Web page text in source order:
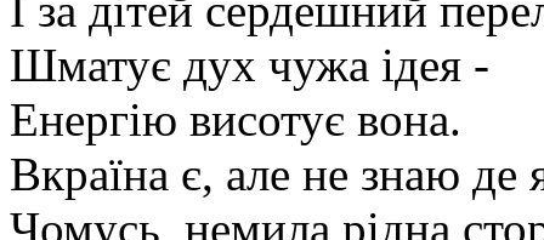
Шматує дух чужа ідея -
Енергію висотує вона.
Вкраїна є, але не знаю де
Чомусь немила рідна